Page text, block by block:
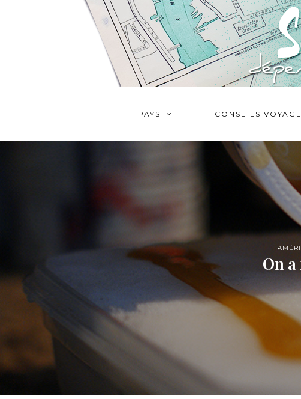
PAYS CONSEILS VOYAGE
On